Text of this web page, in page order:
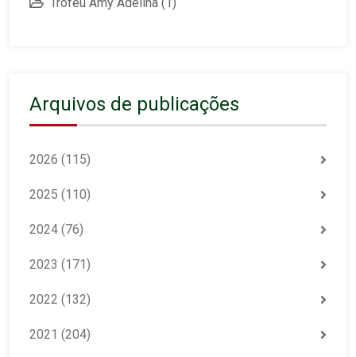
Arquivos de publicações
2026 (115)
2025 (110)
2024 (76)
2023 (171)
2022 (132)
2021 (204)